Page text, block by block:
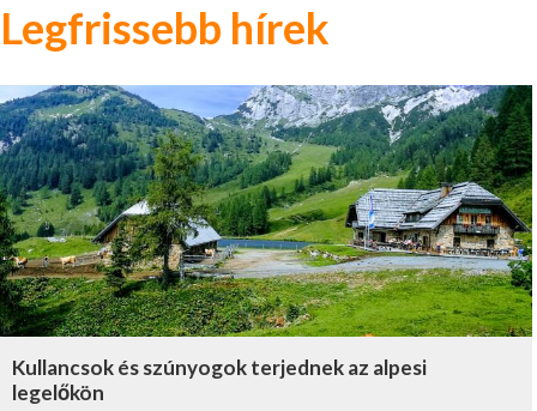
Legfrissebb hírek
Kullancsok és szúnyogok terjednek az alpesi
legelőkön